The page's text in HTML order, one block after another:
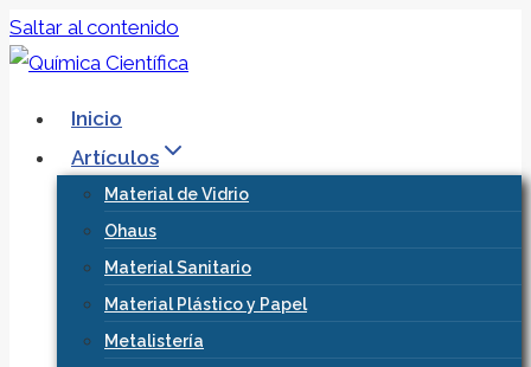
Saltar al contenido
Inicio
Artículos
Material de Vidrio
Ohaus
Material Sanitario
Material Plástico y Papel
Metalistería